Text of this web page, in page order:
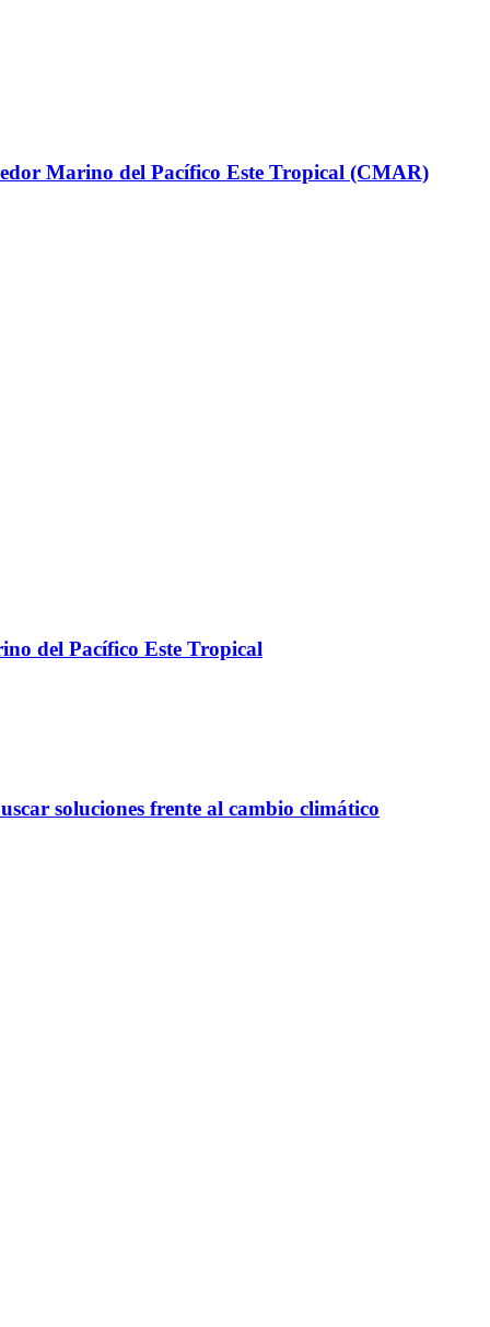
Marino del Pacífico Este Tropical (CMAR)
del Pacífico Este Tropical
soluciones frente al cambio climático